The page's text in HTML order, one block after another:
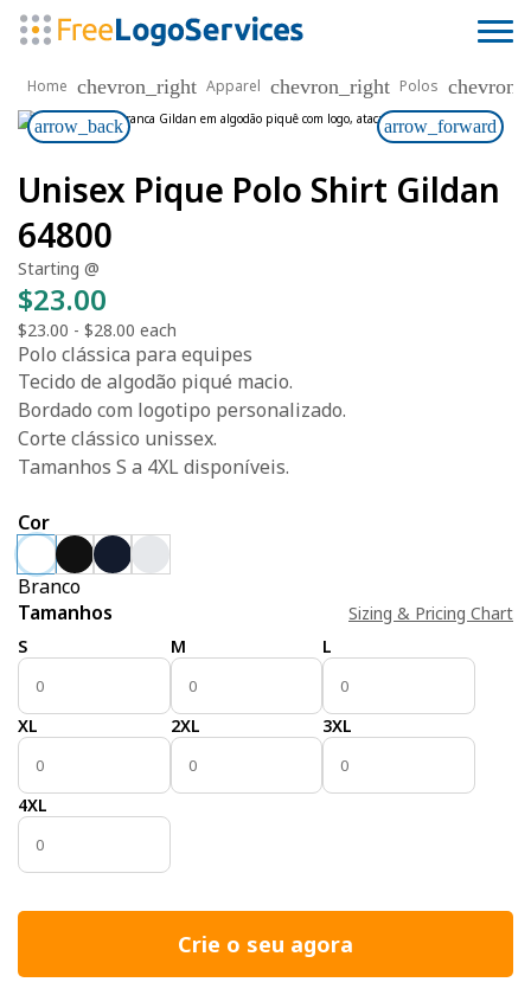
Home chevron_right Apparel chevron_right Polos
arrow_back arrow_forward
Unisex Pique Polo Shirt Gildan
64800
Starting @
$23.00
$23.00 - $28.00 each
Polo clássica para equipes
Tecido de algodão piqué macio.
Bordado com logotipo personalizado.
Corte clássico unissex.
Tamanhos S a 4XL disponíveis.
Cor
Branco
Tamanhos
Sizing & Pricing Chart
S
M L
XL 2XL 3XL
4XL
Crie o seu agora